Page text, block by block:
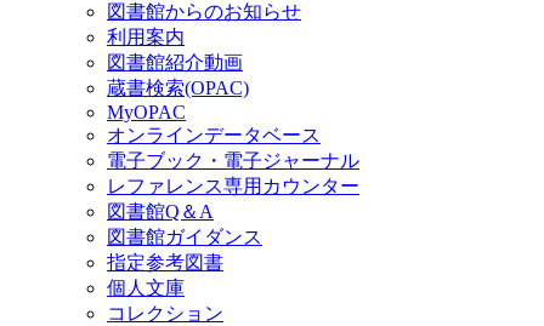
図書館からのお知らせ
利用案内
図書館紹介動画
蔵書検索(OPAC)
MyOPAC
オンラインデータベース
電子ブック・電子ジャーナル
レファレンス専用カウンター
図書館Q＆A
図書館ガイダンス
指定参考図書
個人文庫
コレクション